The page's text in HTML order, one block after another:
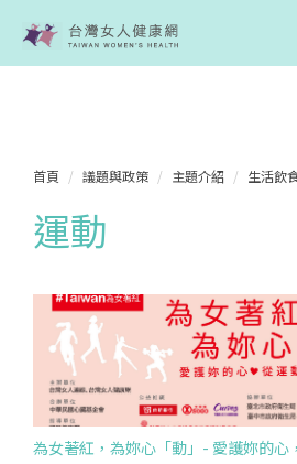
首頁 議題與政策 主題介紹 生活飲
運動
為女著紅，為妳心「動」- 愛護妳的心